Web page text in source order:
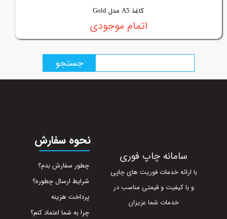
کاغذ A5 مدل Gold
اتمام موجودی
جستجو
سامانه چاپ فوری
با ارائه خدمات فوریت های چاپی
و با کیفیت و قیمتی مناسب در
خدمات شما عزیزان
نحوه سفارش
چطور سفارش بدم؟
شرایط ارسال چطوره؟
پرداخت هزینه
چرا به شما اعتماد کنم؟